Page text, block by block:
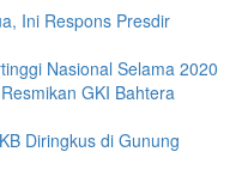
Ini Respons Presdir
Nasional Selama 2020
GKI Bahtera
Diringkus di Gunung